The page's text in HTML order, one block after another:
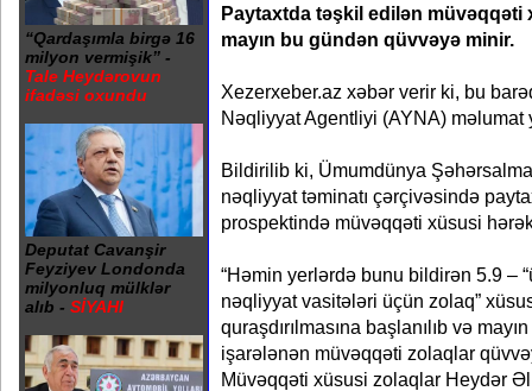
“Qardaşımla birgə 16
milyon vermişik” -
Tale Heydərovun
ifadəsi oxundu
Deputat Cavanşir
Feyziyev Londonda
milyonluq mülklər
alıb - SİYAHI
Paytaxtda təşkil edilən müvəqqəti
mayın bu gündən qüvvəyə minir.
Xezerxeber.az xəbər verir ki, bu
Nəqliyyat Agentliyi (AYNA) məlumat
Bildirilib ki, Ümumdünya
nəqliyyat təminatı çərçivəsində
prospektində müvəqqəti xüsusi
“Həmin yerlərdə bunu bildirən 5.9 –
nəqliyyat vasitələri üçün zolaq”
quraşdırılmasına başlanılıb və
işarələnən müvəqqəti zolaqlar
Müvəqqəti xüsusi zolaqlar Heydər